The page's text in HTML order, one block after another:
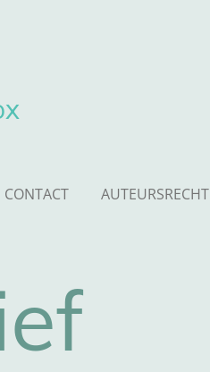
CONTACT AUTEURSRECHT